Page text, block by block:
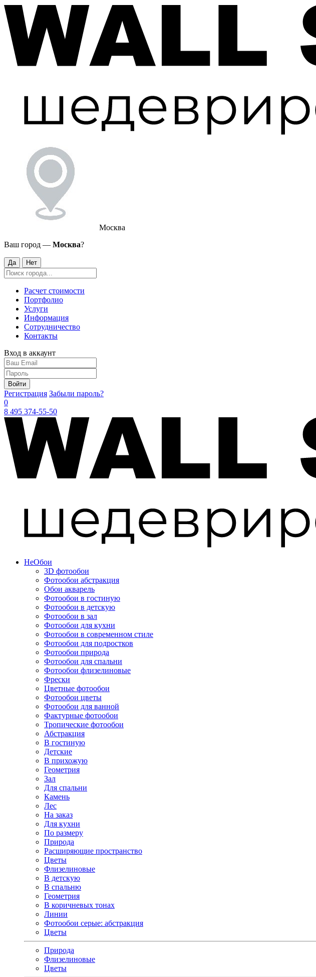
Москва
Ваш город — Москва?
Да Нет
Расчет стоимости
Портфолио
Услуги
Информация
Сотрудничество
Контакты
Вход в аккаунт
Войти
Регистрация Забыли пароль?
0
8 495 374-55-50
НеОбои
3D фотообои
Фотообои абстракция
Обои акварель
Фотообои в гостиную
Фотообои в детскую
Фотообои в зал
Фотообои для кухни
Фотообои в современном стиле
Фотообои для подростков
Фотообои природа
Фотообои для спальни
Фотообои флизелиновые
Фрески
Цветные фотообои
Фотообои цветы
Фотообои для ванной
Фактурные фотообои
Тропические фотообои
Абстракция
В гостиную
Детские
В прихожую
Геометрия
Зал
Для спальни
Камень
Лес
На заказ
Для кухни
По размеру
Природа
Расширяющие пространство
Цветы
Флизелиновые
В детскую
В спальню
Геометрия
В коричневых тонах
Линии
Фотообои серые: абстракция
Цветы
Природа
Флизелиновые
Цветы